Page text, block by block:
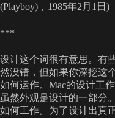
(Playboy)，1985年2月1日)
***
设计这个词很有意思。有
然没错，但如果你深挖这
如何运作。Mac的设计工
虽然外观是设计的一部分
如何工作。为了设计出真